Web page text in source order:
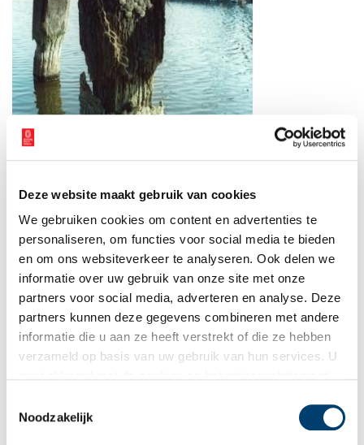
Deze website maakt gebruik van cookies
We gebruiken cookies om content en advertenties te
personaliseren, om functies voor social media te bieden
en om ons websiteverkeer te analyseren. Ook delen we
informatie over uw gebruik van onze site met onze
partners voor social media, adverteren en analyse. Deze
partners kunnen deze gegevens combineren met andere
informatie die u aan ze heeft verstrekt of die ze hebben
verzameld op basis van uw gebruik van hun services. U
Noodzakelijk
Dukdalf beslagen met wormspijkers Bron: Hoogheemraadschap Hollands
Noorderkwartier
Keien op de dijk
Uiteindelijk kwamen de West-Friese burgemeesters en
waterschapsbestuurders Pieter Straat en Pieter van der Deure
met een bruikbaar plan op de proppen. Zij stelden voor de dijken
naar zee met een aarden glooiing af te werken. De glooiing werd
Die vormden een eerste bron. Later stapten de waterschappen
over op keien uit Scandinavië. Het kostte natuurlijk kapitalen. Tot